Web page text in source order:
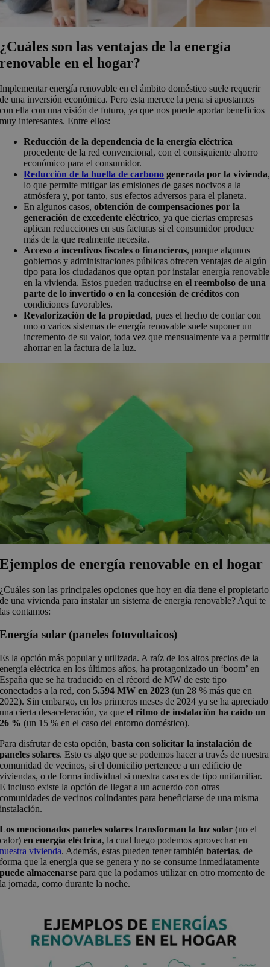
¿Cuáles son las ventajas de la energía
renovable en el hogar?
Implementar energía renovable en el ámbito doméstico suele requerir
de una inversión económica. Pero esta merece la pena si apostamos
con ella con una visión de futuro, ya que nos puede aportar beneficios
muy interesantes. Entre ellos:
Reducción de la dependencia de la energía eléctrica
procedente de la red convencional, con el consiguiente ahorro
económico para el consumidor.
Reducción de la huella de carbono generada por la vivienda,
lo que permite mitigar las emisiones de gases nocivos a la
atmósfera y, por tanto, sus efectos adversos para el planeta.
En algunos casos,obtención de compensaciones por la
generación de excedente eléctrico, ya que ciertas empresas
aplican reducciones en sus facturas si el consumidor produce
más de la que realmente necesita.
Acceso a incentivos fiscales o financieros, porque algunos
gobiernos y administraciones públicas ofrecen ventajas de algún
tipo para los ciudadanos que optan por instalar energía renovable
en la vivienda. Estos pueden traducirse enel reembolso de una
parte de lo invertido o en la concesión de créditos con
condiciones favorables.
Revalorización de la propiedad, pues el hecho de contar con
uno o varios sistemas de energía renovable suele suponer un
incremento de su valor, toda vez que mensualmente va a permitir
ahorrar en la factura de la luz.
Ejemplos de energía renovable en el hogar
¿Cuáles son las principales opciones que hoy en día tiene el propietario
de una vivienda para instalar un sistema de energía renovable? Aquí te
las contamos:
Energía solar (paneles fotovoltaicos)
Es la opción más popular y utilizada. A raíz de los altos precios de la
energía eléctrica en los últimos años, ha protagonizado un ‘boom’ en
España que se ha traducido en el récord de MW de este tipo
conectados a la red, con5.594 MW en 2023 (un 28 % más que en
2022). Sin embargo, en los primeros meses de 2024 ya se ha apreciado
una cierta desaceleración, ya queel ritmo de instalación ha caído un
26 % (un 15 % en el caso del entorno doméstico).
Para disfrutar de esta opción,basta con solicitar la instalación de
paneles solares. Esto es algo que se podemos hacer a través de nuestra
comunidad de vecinos, si el domicilio pertenece a un edificio de
viviendas, o de forma individual si nuestra casa es de tipo unifamiliar.
E incluso existe la opción de llegar a un acuerdo con otras
comunidades de vecinos colindantes para beneficiarse de una misma
instalación.
Los mencionados paneles solares transforman la luz solar (no el
calor)en energía eléctrica, la cual luego podemos aprovechar en
nuestra vivienda. Además, estas pueden tener tambiénbaterías, de
forma que la energía que se genera y no se consume inmediatamente
puede almacenarse para que la podamos utilizar en otro momento de
la jornada, como durante la noche.